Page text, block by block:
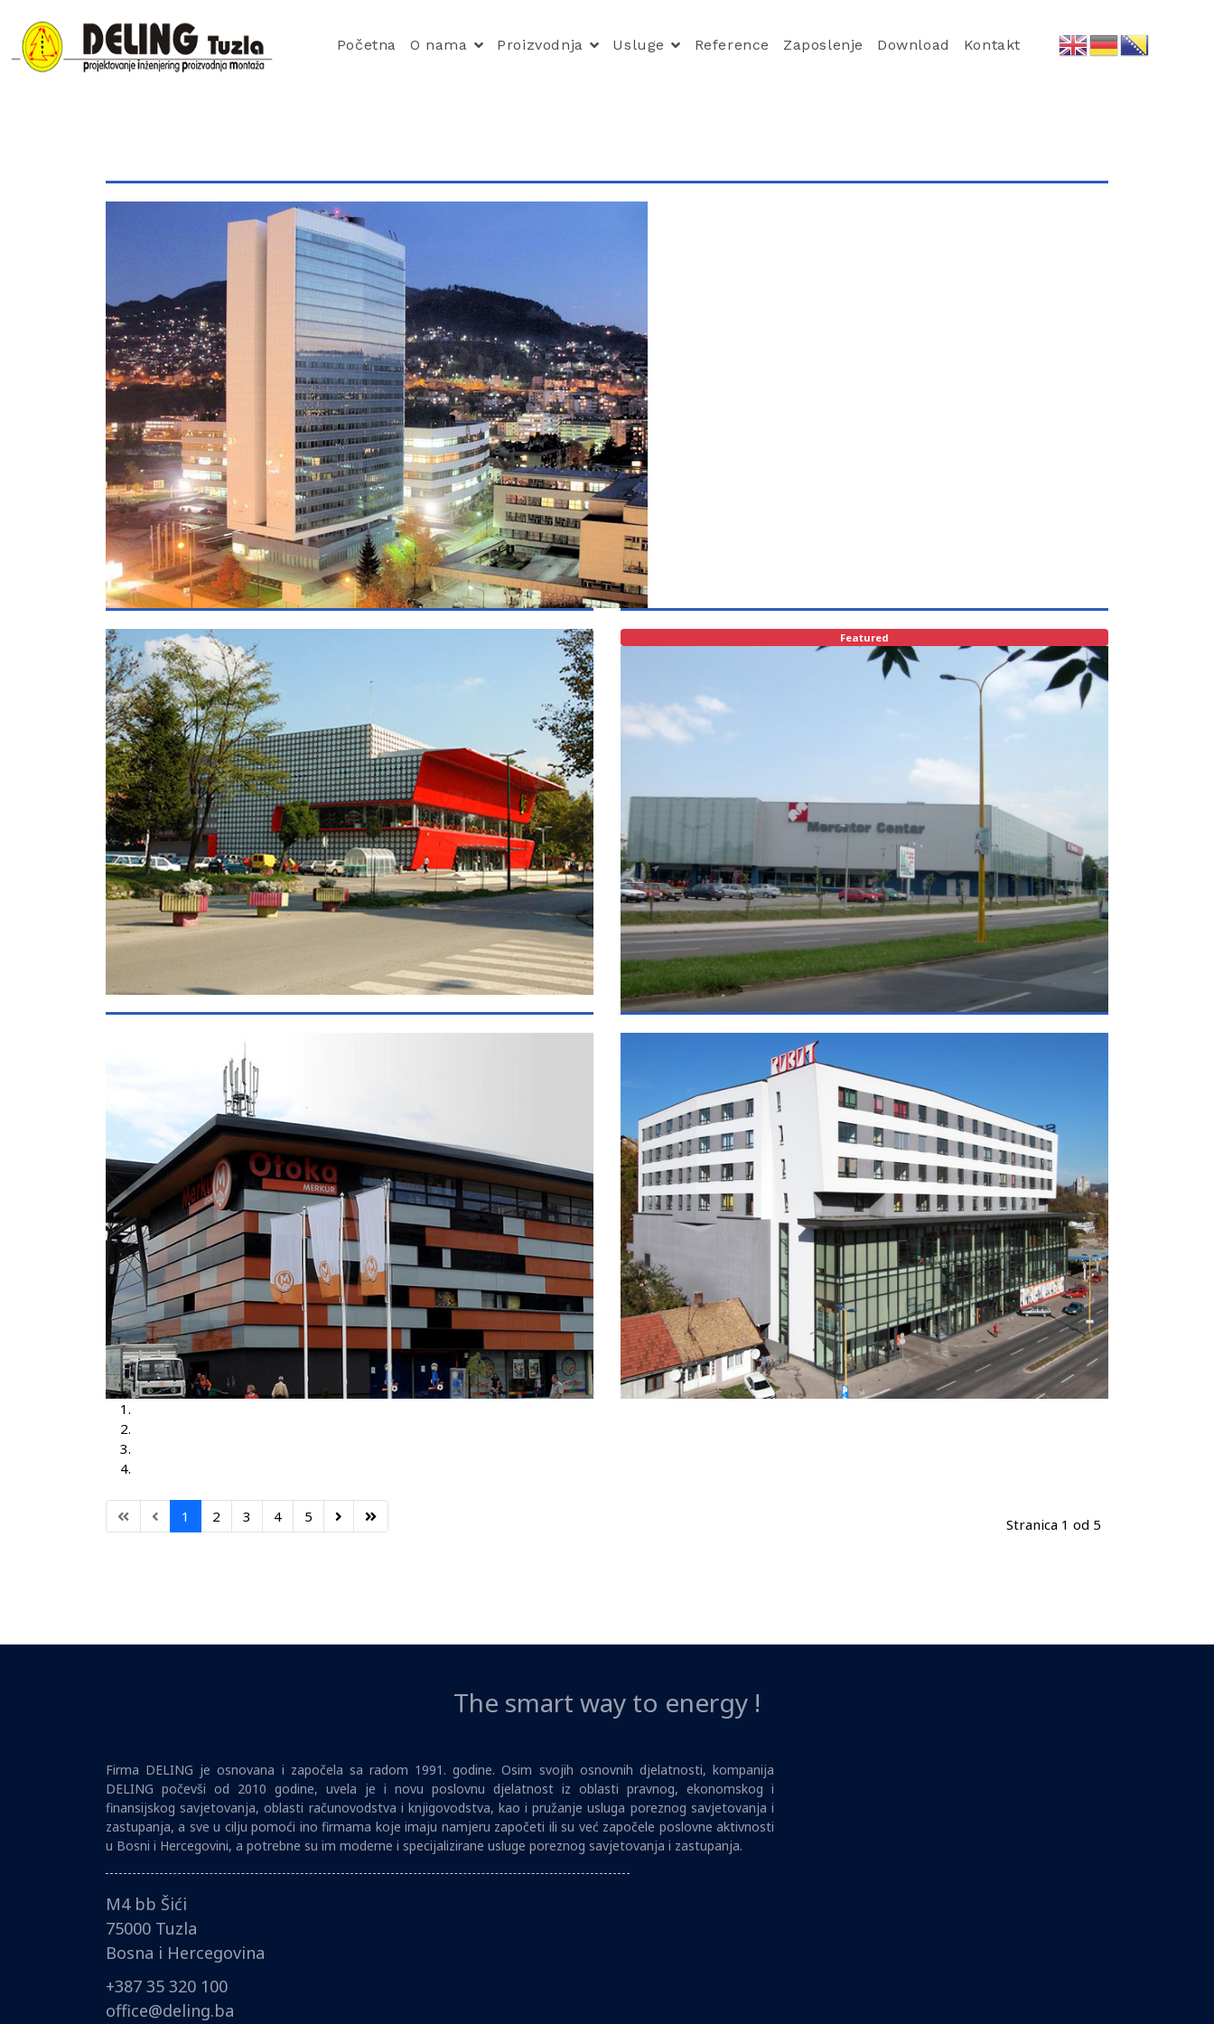
Početna O nama Proizvodnja Usluge Reference Zaposlenje Download Kontakt
Featured
Stranica 1 od 5
1 2 3 4 5
The smart way to energy !
Firma DELING je osnovana i započela sa radom 1991. godine. Osim svojih osnovnih djelatnosti, kompanija
DELING počevši od 2010 godine, uvela je i novu poslovnu djelatnost iz oblasti pravnog, ekonomskog i
finansijskog savjetovanja, oblasti računovodstva i knjigovodstva, kao i pružanje usluga poreznog savjetovanja i
zastupanja, a sve u cilju pomoći ino firmama koje imaju namjeru započeti ili su već započele poslovne aktivnosti
u Bosni i Hercegovini, a potrebne su im moderne i specijalizirane usluge poreznog savjetovanja i zastupanja.
M4 bb Šići
75000 Tuzla
Bosna i Hercegovina
+387 35 320 100
office@deling.ba